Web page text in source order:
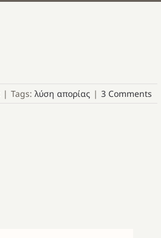
| Tags: λύση απορίας | 3 Comments